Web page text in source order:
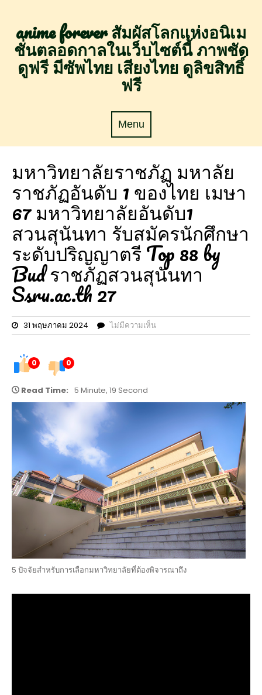
contentanime forever สัมผัสโลกแห่งอนิเม
ชั่นตลอดกาลในเว็บไซต์นี้ ภาพชัด
ดูฟรี มีซัพไทย เสียงไทย ดูลิขสิทธิ์
ฟรี
MenuMenu
มหาวิทยาลัยราชภัฏ มหาลัย
ราชภัฏอันดับ 1 ของไทย เมษา
67 มหาวิทยาลัยอันดับ1
สวนสุนันทา รับสมัครนักศึกษา
ระดับปริญญาตรี Top 88 by
Bud ราชภัฏสวนสุนันทา
Ssru.ac.th 27
31 พฤษภาคม 2024 ไม่มีความเห็น
0 0
Read Time: 5 Minute, 19 Second
5 ปัจจัยสำหรับการเลือกมหาวิทยาลัยที่ต้องพิจารณาถึง